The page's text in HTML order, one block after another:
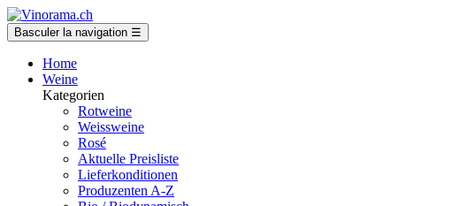
Basculer la navigation ☰
Home
Weine
Kategorien
Rotweine
Weissweine
Rosé
Aktuelle Preisliste
Lieferkonditionen
Produzenten A-Z